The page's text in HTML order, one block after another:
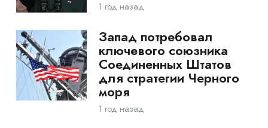
1 год назад
Запад потребовал
ключевого союзника
Соединенных Штатов
для стратегии Черного
моря
1 год назад